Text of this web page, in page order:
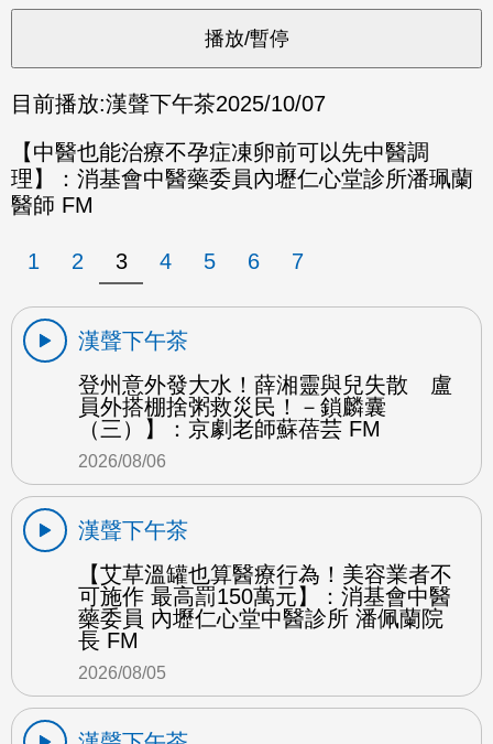
目前播放:漢聲下午茶2025/10/07
【中醫也能治療不孕症凍卵前可以先中醫調
理】：消基會中醫藥委員內壢仁心堂診所潘珮蘭
醫師 FM
1 2 3 4 5 6 7
漢聲下午茶
登州意外發大水！薛湘靈與兒失散 盧
員外搭棚捨粥救災民！－鎖麟囊
（三）】：京劇老師蘇蓓芸 FM
2026/08/06
漢聲下午茶
【艾草溫罐也算醫療行為！美容業者不
可施作 最高罰150萬元】：消基會中醫
藥委員 內壢仁心堂中醫診所 潘佩蘭院
長 FM
2026/08/05